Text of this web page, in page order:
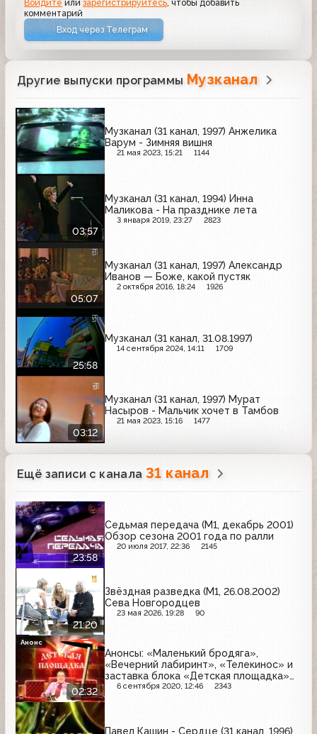
Войдите илизарегистрируйтесь , чтобы добавить
комментарий
Вход через Телеграм
Другие выпуски программы Музканал
Музканал (31 канал, 1997) Анжелика
Варум - Зимняя вишня
21 мая 2023, 15:21 1144
03:57
Музканал (31 канал, 1994) Инна
Маликова - На празднике лета
3 января 2019, 23:27 2823
05:07
Музканал (31 канал, 1997) Александр
Иванов — Боже, какой пустяк
2 октября 2016, 18:24 1926
25:58
Музканал (31 канал, 31.08.1997)
14 сентября 2024, 14:11 1709
03:12
Музканал (31 канал, 1997) Мурат
Насыров - Мальчик хочет в Тамбов
21 мая 2023, 15:16 1477
Ещё записи с канала 31 канал
23:58
Седьмая передача (М1, декабрь 2001)
Обзор сезона 2001 года по ралли
20 июля 2017, 22:36 2145
21:20
Звёздная разведка (М1, 26.08.2002)
Сева Новгородцев
23 мая 2026, 19:28 90
02:32
Анонсы: «Маленький бродяга»,
«Вечерний лабиринт», «Телекинос» и
заставка блока «Детская площадка»
(М1 (г. Москва), 01.06.2000)
6 сентября 2020, 12:46 2343
Анонс
Павел Кашин - Сердце (31 канал, 1996)